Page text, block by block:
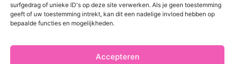
surfgedrag of unieke ID's op deze site verwerken. Als je geen toestemming
geeft of uw toestemming intrekt, kan dit een nadelige invloed hebben op
bepaalde functies en mogelijkheden.
Accepteren